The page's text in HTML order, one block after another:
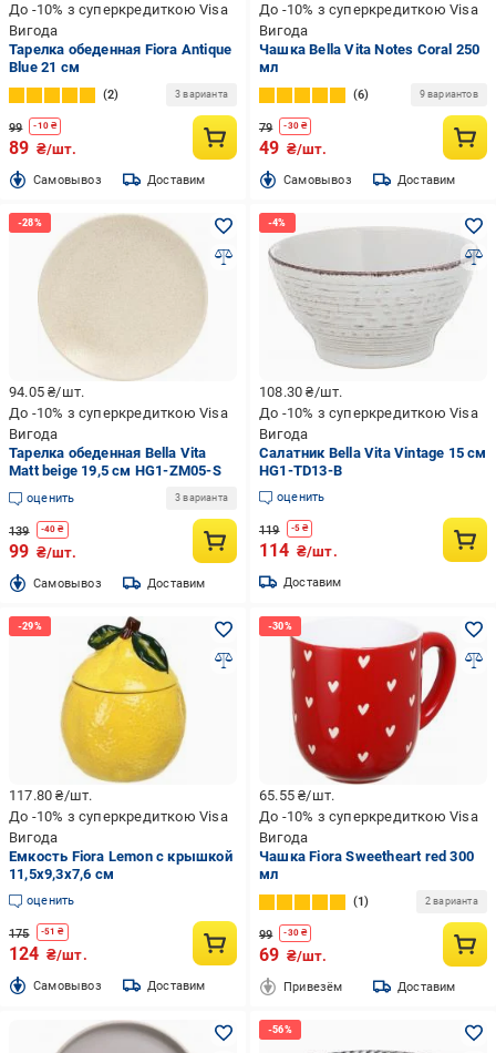
До -10% з суперкредиткою Visa
Вигода
Тарелка обеденная Fiora Antique
Blue 21 см
2 3 варианта
99 -10 ₴
89 ₴/шт.
Cамовывоз Доставим
До -10% з суперкредиткою Visa
Вигода
Чашка Bella Vita Notes Coral 250
мл
6 9 вариантов
79 -30₴
49 ₴/шт.
Cамовывоз Доставим
94.05₴/шт.
До -10% з суперкредиткою Visa
Вигода
Тарелка обеденная Bella Vita
Matt beige 19,5 см HG1-ZM05-S
оценить 3 варианта
139 -40 ₴
99 ₴/шт.
Cамовывоз Доставим
108.30₴/шт.
До -10% з суперкредиткою Visa
Вигода
Салатник Bella Vita Vintage 15 см
HG1-TD13-B
оценить
119 -5₴
114 ₴/шт.
Доставим
117.80₴/шт.
До -10% з суперкредиткою Visa
Вигода
Емкость Fiora Lemon с крышкой
11,5x9,3x7,6 см
оценить
175 -51 ₴
124 ₴/шт.
Cамовывоз Доставим
65.55₴/шт.
До -10% з суперкредиткою Visa
Вигода
Чашка Fiora Sweetheart red 300
мл
1 2 варианта
99 -30₴
69 ₴/шт.
Привезём Доставим